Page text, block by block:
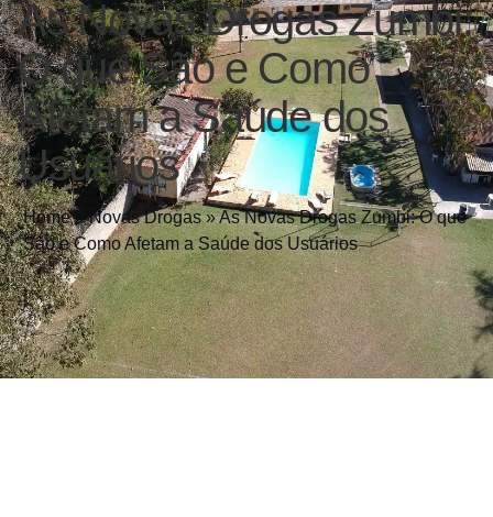
As Novas Drogas Zumbi:
O que São e Como
Afetam a Saúde dos
Usuários
Home»Novas Drogas»As Novas Drogas Zumbi: O que
São e Como Afetam a Saúde dos Usuários